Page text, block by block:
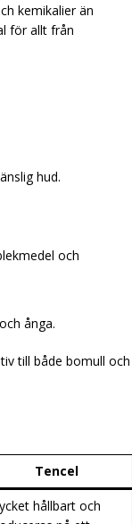
kemikalier än
för allt från
hud.
och
ånga.
till både bomull och
Tencel
hållbart och